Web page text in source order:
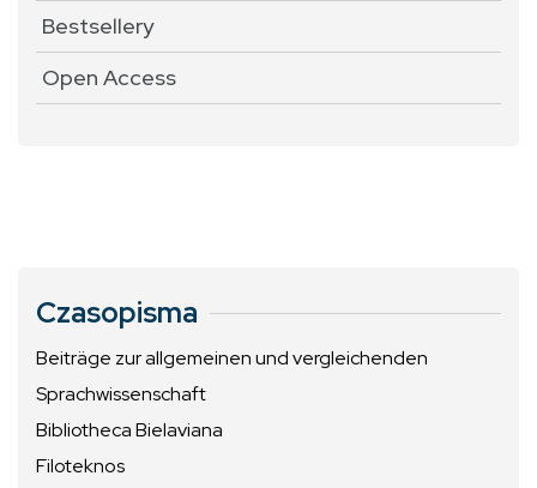
Bestsellery
Open Access
Czasopisma
Beiträge zur allgemeinen und vergleichenden
Sprachwissenschaft
Bibliotheca Bielaviana
Filoteknos